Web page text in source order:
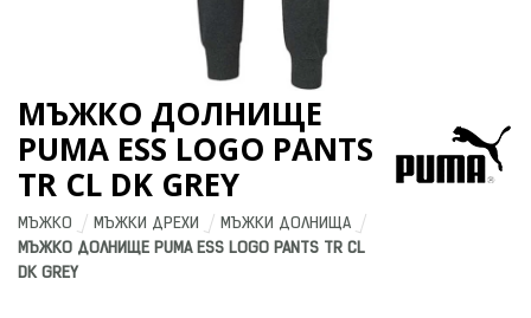
МЪЖКО ДОЛНИЩЕ
PUMA ESS LOGO PANTS
TR CL DK GREY
МЪЖКО МЪЖКИ ДРЕХИ
МЪЖКИ ДОЛНИЩА
МЪЖКО ДОЛНИЩЕ PUMA ESS LOGO PANTS TR CL
DK GREY